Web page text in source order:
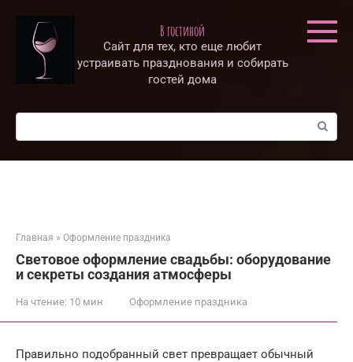
контенту
В гостиной
Сайт для тех, кто еще любит
устраивать празднования и собирать
гостей дома
Поиск:
Главная » Оформление праздника
Световое оформление свадьбы: оборудование
и секреты создания атмосферы
На чтение: 10 мин Оформление праздника
Правильно подобранный свет превращает обычный